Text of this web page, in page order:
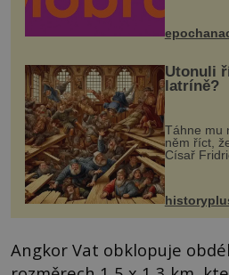
mohou
Utonuli
latríně?
Táhne mu
něm říct,
Císař
posílá
VI. do
Angkor Vat obklopuje